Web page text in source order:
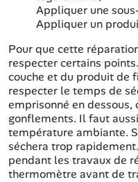
Appliquer une
Appliquer un
Pour que cette
respecter certains
couche et du produit de
respecter le temps de
emprisonné en
gonflements. Il faut
température ambiante.
séchera trop
pendant les travaux de
thermomètre avant de